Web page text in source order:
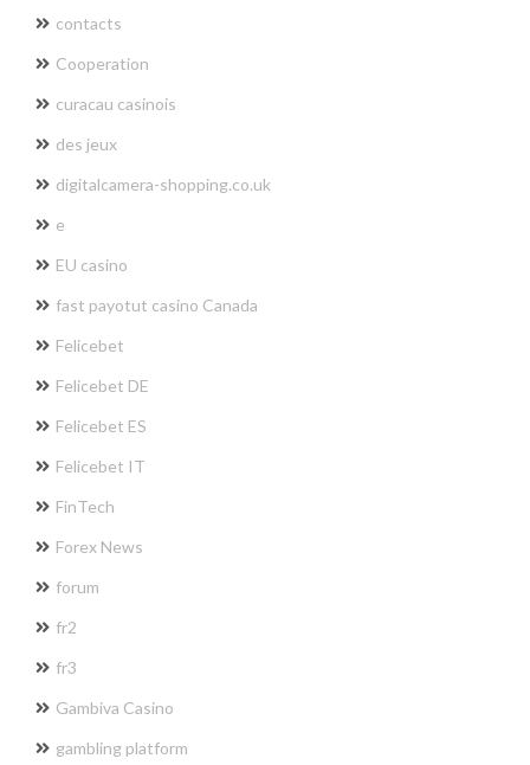
contacts
Cooperation
curacau casinois
des jeux
digitalcamera-shopping.co.uk
e
EU casino
fast payotut casino Canada
Felicebet
Felicebet DE
Felicebet ES
Felicebet IT
FinTech
Forex News
forum
fr2
fr3
Gambiva Casino
gambling platform